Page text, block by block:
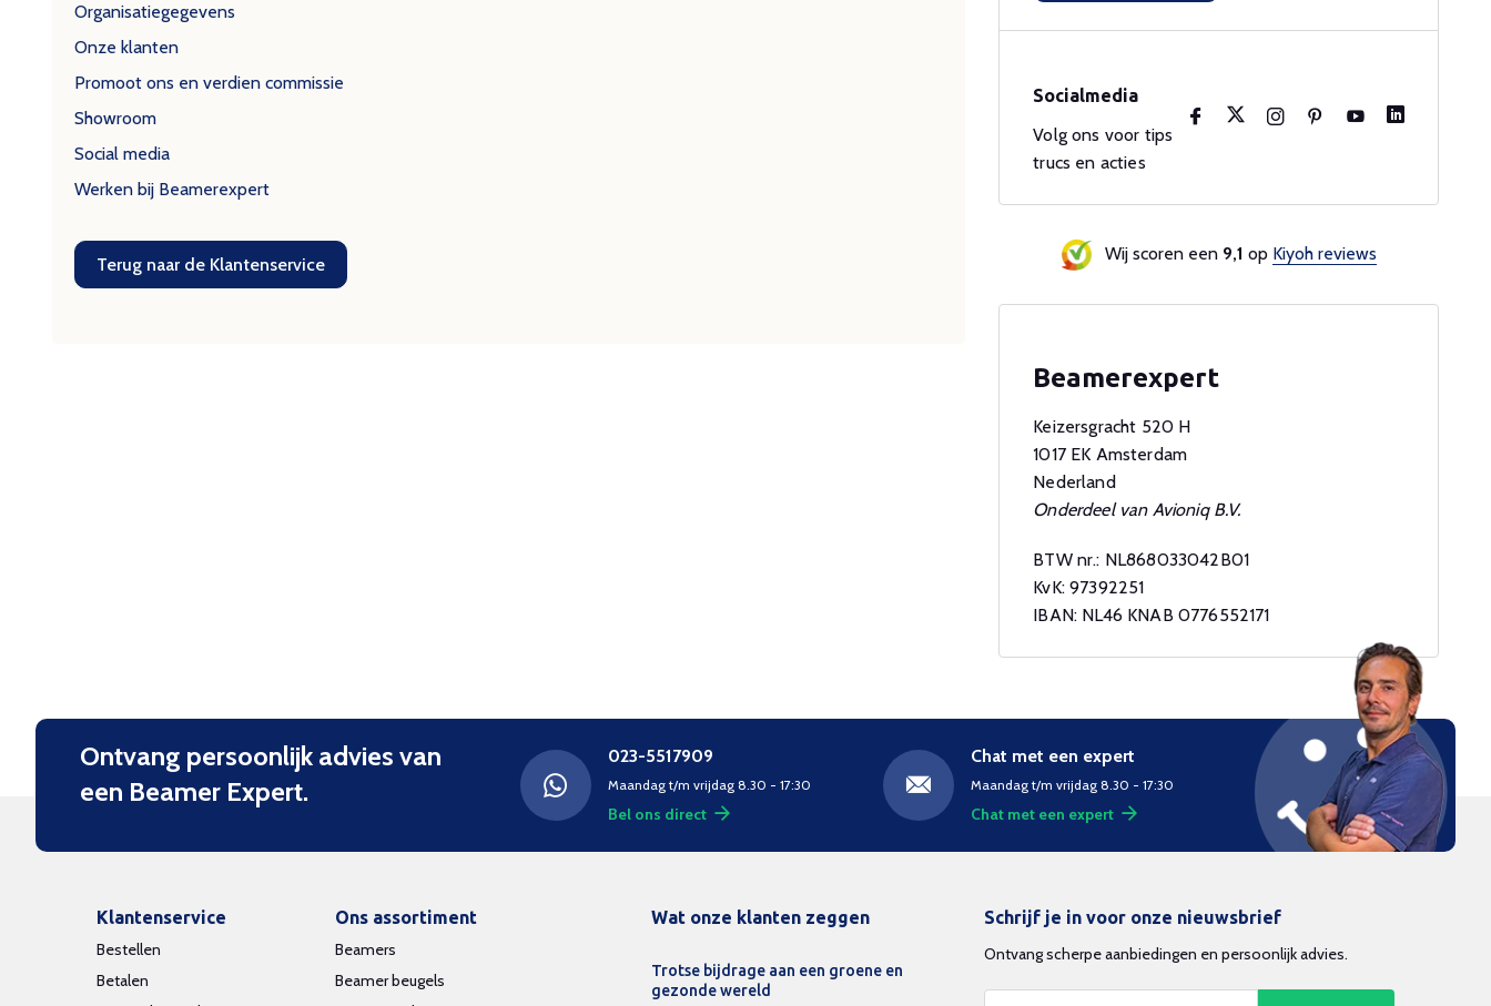
Organisatiegegevens
Onze klanten
Promoot ons en verdien commissie
Showroom
Social media
Werken bij Beamerexpert
Terug naar de Klantenservice
Socialmedia
Volg ons voor tips
trucs en acties
Wij scoren een 9,1 op Kiyoh reviews
Beamerexpert
Keizersgracht 520 H
1017 EK Amsterdam
Nederland
Onderdeel van Avioniq B.V.
BTW nr.: NL868033042B01
KvK: 97392251
IBAN: NL46 KNAB 0776552171
Ontvang persoonlijk advies van
een Beamer Expert.
023-5517909
Maandag t/m vrijdag 8.30 - 17:30
Bel ons direct
Chat met een expert
Maandag t/m vrijdag 8.30 - 17:30
Chat met een expert
Klantenservice
Bestellen
Betalen
Ons assortiment
Beamers
Beamer beugels
Wat onze klanten zeggen
Trotse bijdrage aan een groene en
gezonde wereld
Schrijf je in voor onze nieuwsbrief
Ontvang scherpe aanbiedingen en persoonlijk advies.